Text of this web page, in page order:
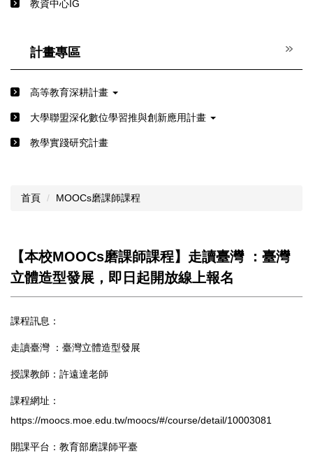
教資中心IG
計畫專區
高等教育深耕計畫
⼤學聯盟深化數位學習推與創新應⽤計畫
教學實踐研究計畫
首頁 MOOCs磨課師課程
【本校MOOCs磨課師課程】走讀臺灣 ：臺灣
立體造型發展，即日起開放線上報名
課程訊息：
走讀臺灣 ：臺灣立體造型發展
授課教師：許遠達老師
課程網址：
https://moocs.moe.edu.tw/moocs/#/course/detail/10003081
開課平台：教育部磨課師平臺